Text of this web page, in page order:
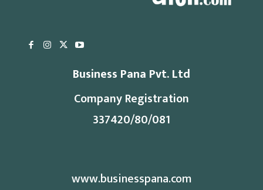
Business Pana Pvt. Ltd
Company Registration
337420/80/081
www.businesspana.com